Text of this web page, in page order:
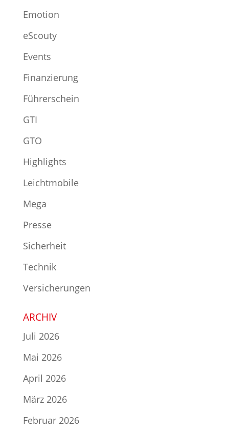
Emotion
eScouty
Events
Finanzierung
Führerschein
GTI
GTO
Highlights
Leichtmobile
Mega
Presse
Sicherheit
Technik
Versicherungen
ARCHIV
Juli 2026
Mai 2026
April 2026
März 2026
Februar 2026